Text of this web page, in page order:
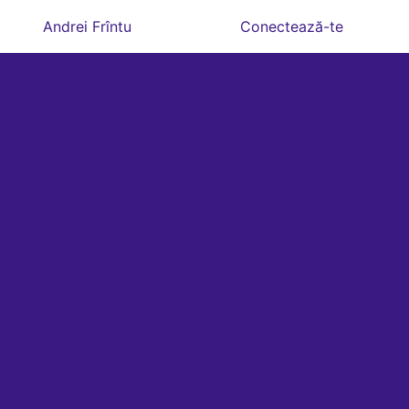
Andrei Frîntu Conectează-te